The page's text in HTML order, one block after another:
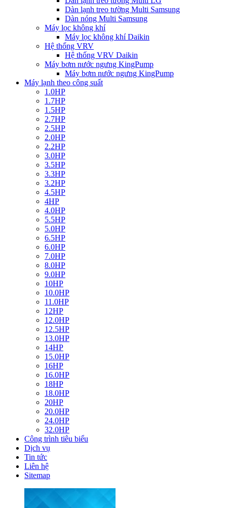
Dàn lạnh treo tường Multi Samsung
Dàn nóng Multi Samsung
Máy lọc không khí
Máy lọc không khí Daikin
Hệ thống VRV
Hệ thống VRV Daikin
Máy bơm nước ngưng KingPump
Máy bơm nước ngưng KingPump
Máy lạnh theo công suất
1.0HP
1.7HP
1.5HP
2.7HP
2.5HP
2.0HP
2.2HP
3.0HP
3.5HP
3.3HP
3.2HP
4.5HP
4HP
4.0HP
5.5HP
5.0HP
6.5HP
6.0HP
7.0HP
8.0HP
9.0HP
10HP
10.0HP
11.0HP
12HP
12.0HP
12.5HP
13.0HP
14HP
15.0HP
16HP
16.0HP
18HP
18.0HP
20HP
20.0HP
24.0HP
32.0HP
Công trình tiêu biểu
Dịch vụ
Tin tức
Liên hệ
Sitemap